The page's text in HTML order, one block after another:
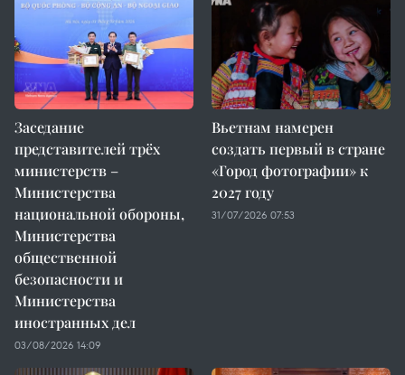
Заседание
представителей трёх
министерств –
Министерства
национальной обороны,
Министерства
общественной
безопасности и
Министерства
иностранных дел
03/08/2026 14:09
Вьетнам намерен
создать первый в стране
«Город фотографии» к
2027 году
31/07/2026 07:53